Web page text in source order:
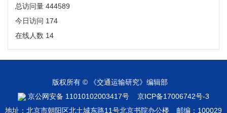
总访问量 444589
今日访问 174
在线人数 14
版权所有 © 《交通运输研究》编辑部
京公网安备 11010102003417号
京ICP备17006742号-3
地址：北京市朝阳区北土城东路11号北京书院办公楼 邮编：100029